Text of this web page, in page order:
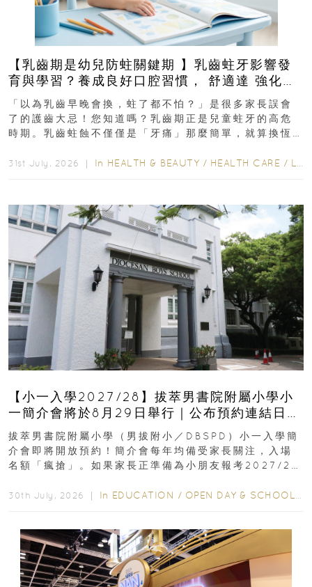
【乳齒期是幼兒防蛀關鍵期 】乳齒蛀牙影響發
育與學習？養成良好口腔習慣， 舒適達 強化琺
瑯質 兒童牙膏防護指南
「以為乳齒早晚會換，蛀了都不怕？」是很多家長誤會
了的護齒大忌！您知道嗎？乳齒期正是兒童蛀牙的高危
時期。乳齒蛀蝕不僅僅是「牙痛」那麼簡單，就算換恆
31st July, 2026 ｜ In HEALTH & BEAUTY / HEALTH CARE / LIFESTYLE
【小一入學2027/28】拔萃男書院附屬小學小
一簡介會將於8月29日舉行｜公布預約連結日期
｜更設有網上重溫
拔萃男書院附屬小學（男拔附小／DBSPD）小一入學簡
介會即將開放預約！簡介會每年均備受家長關注，入場
名額「瘋搶」。如果家長正準備為小朋友報考2027/28
30th July, 2026 ｜ In EDUCATION / OPEN DAY & SCHOOL EVENTS